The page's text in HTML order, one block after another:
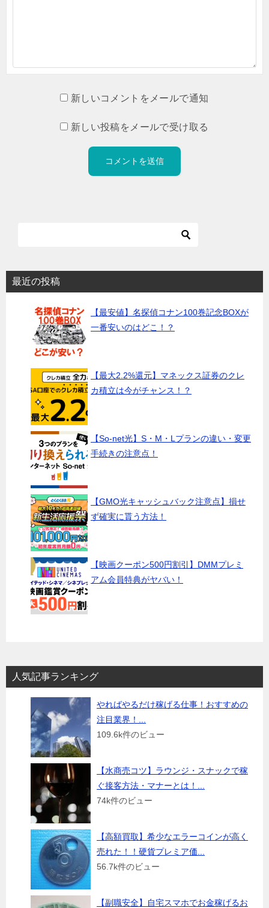
新しいコメントをメールで通知
新しい投稿をメールで受け取る
最近の投稿
【最安値】名探偵コナン100巻記念BOXが
一番安いのはどこ！？
【最大2.2%還元】マネックス証券のクレ
カ積立は今がチャンス！？
【So-net光】S・M・Lプランの違い・変更
手続きの注意点！
【GMO光キャッシュバック注意点】損せ
ず確実に貰う方法！
【映画クーポン500円割引】DMMプレミ
アム会員特典がヤバい！
人気記事ランキング
やればやるだけ稼げる仕事！おすすめの
注目業界！...
109.6k件のビュー
【水商売コツ】ラウンジ・スナックで稼
ぐ接客方法・マナーとは！...
74k件のビュー
【高額買取】希少なエラーコインが高く
売れた！！硬貨プレミア価...
56.7k件のビュー
【副職安全】自宅スマホでお金稼げるお